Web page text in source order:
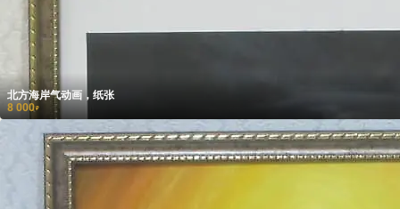
北方海岸气动画，纸张
8 000₽